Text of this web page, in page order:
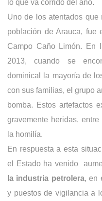
lo que va corrido del año.
Uno de los atentados que
población de Arauca, fue
Campo Caño Limón. En
2013, cuando se
dominical la mayoría de
con sus familias, el grupo
bomba. Estos artefactos
gravemente heridas,
la homilía.
En respuesta a esta
el Estado ha venido
la industria petrolera, en
y puestos de vigilancia a